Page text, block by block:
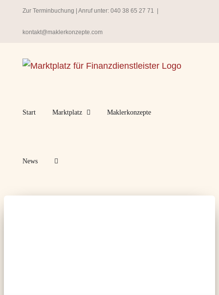
springen
Zur Terminbuchung | Anruf unter: 040 38 65 27 71
kontakt@maklerkonzepte.com
Start Marktplatz Maklerkonzepte
News